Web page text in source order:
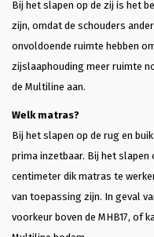
Bij het slapen op de zij is het
zijn, omdat de schouders
onvoldoende ruimte hebben
zijslaaphouding meer ruimte
de Multiline aan.
Welk matras?
Bij het slapen op de rug en
prima inzetbaar. Bij het slapen
centimeter dik matras te
van toepassing zijn. In geval
voorkeur boven de MHB17, of